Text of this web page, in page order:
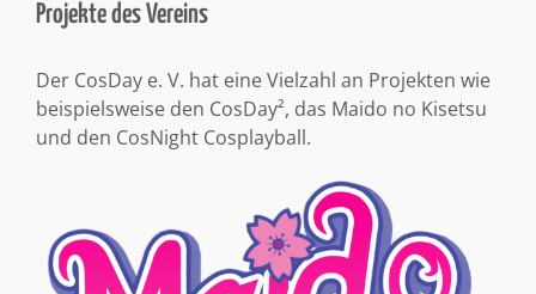
Projekte des Vereins
Der CosDay e. V. hat eine Vielzahl an Projekten wie
beispielsweise den CosDay², das Maido no Kisetsu
und den CosNight Cosplayball.